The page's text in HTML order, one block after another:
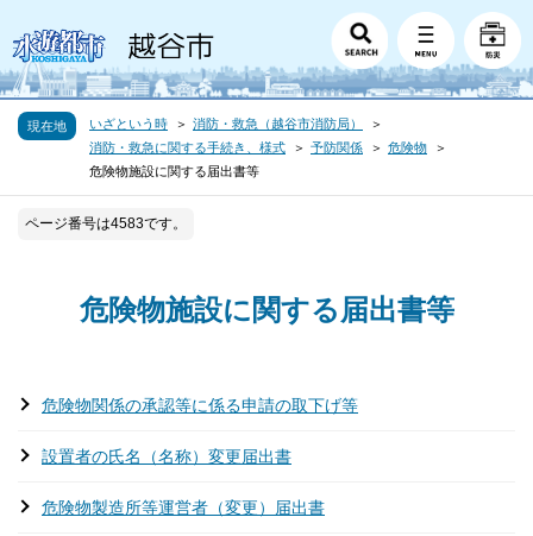
現在地 いざという時
消防・救急（越谷市消防局）
消防・救急に関する手続き、様式
予防関係
危険物
危険物施設に関する届出書等
ページ番号は4583です。
危険物施設に関する届出書等
危険物関係の承認等に係る申請の取下げ等
設置者の氏名（名称）変更届出書
危険物製造所等運営者（変更）届出書